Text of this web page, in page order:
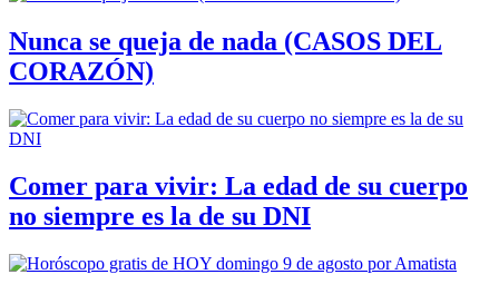
Nunca se queja de nada (CASOS DEL
CORAZÓN)
Comer para vivir: La edad de su cuerpo
no siempre es la de su DNI